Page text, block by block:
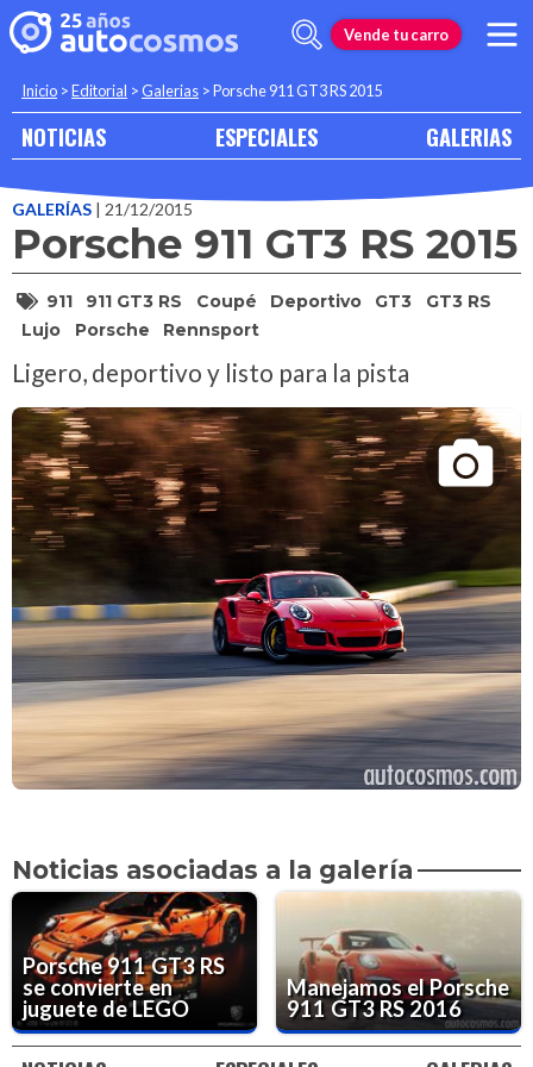
Vende tu carro
Inicio >Editorial >Galerias >Porsche 911 GT3 RS 2015
NOTICIAS ESPECIALES GALERIAS
GALERÍAS | 21/12/2015
Porsche 911 GT3 RS 2015
911 911 GT3 RS Coupé Deportivo GT3
GT3 RS
Lujo
Porsche Rennsport
Ligero, deportivo y listo para la pista
Noticias asociadas a la galería
Porsche 911 GT3 RS
se convierte en
juguete de LEGO
Manejamos el Porsche
911 GT3 RS 2016